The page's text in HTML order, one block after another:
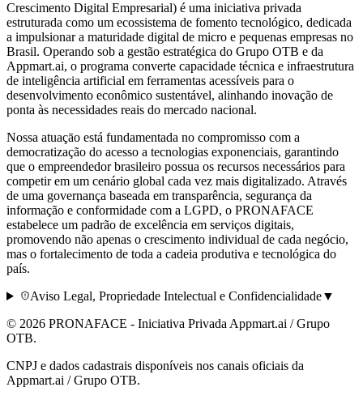
Crescimento Digital Empresarial) é uma iniciativa privada
estruturada como um ecossistema de fomento tecnológico, dedicada
a impulsionar a maturidade digital de micro e pequenas empresas no
Brasil. Operando sob a gestão estratégica do Grupo OTB e da
Appmart.ai, o programa converte capacidade técnica e infraestrutura
de inteligência artificial em ferramentas acessíveis para o
desenvolvimento econômico sustentável, alinhando inovação de
ponta às necessidades reais do mercado nacional.
Nossa atuaçāo está fundamentada no compromisso com a
democratização do acesso a tecnologias exponenciais, garantindo
que o empreendedor brasileiro possua os recursos necessários para
competir em um cenário global cada vez mais digitalizado. Através
de uma governança baseada em transparência, segurança da
informação e conformidade com a LGPD, o PRONAFACE
estabelece um padrão de excelência em serviços digitais,
promovendo não apenas o crescimento individual de cada negócio,
mas o fortalecimento de toda a cadeia produtiva e tecnológica do
país.
Aviso Legal, Propriedade Intelectual e Confidencialidade▼
© 2026 PRONAFACE - Iniciativa Privada Appmart.ai / Grupo
OTB.
CNPJ e dados cadastrais disponíveis nos canais oficiais da
Appmart.ai / Grupo OTB.